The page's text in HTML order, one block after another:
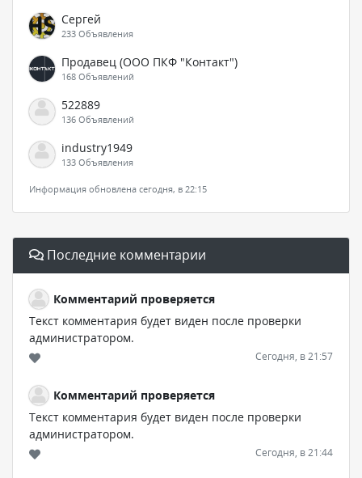
Сергей
233 Объявления
Продавец (ООО ПКФ "Контакт")
168 Объявлений
522889
136 Объявлений
industry1949
133 Объявления
Информация обновлена сегодня, в 22:15
Последние комментарии
Комментарий проверяется
Текст комментария будет виден после проверки
администратором.
Сегодня, в 21:57
Комментарий проверяется
Текст комментария будет виден после проверки
администратором.
Сегодня, в 21:44